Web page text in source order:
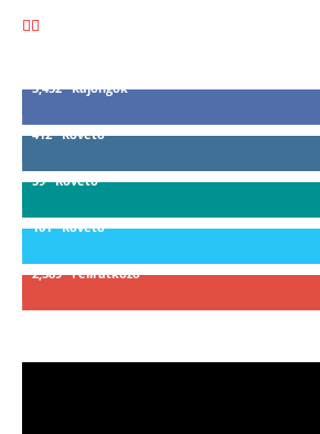
3,452 Rajongók
412 Követő
59 Követő
101 Követő
2,589 Feliratkozó